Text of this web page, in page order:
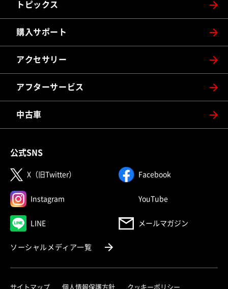
トピックス
購入サポート
アクセサリー
アフターサービス
中古車
公式SNS
X（旧Twitter） （別ウィンドウで開く）Facebook（別ウィンドウ
Instagram （別ウィンドウで開く）YouTube（別ウィンドウで
LINE（別ウィンドウで開く） メールマガジン
ソーシャルメディア一覧（別ウィンドウで開く）
サイトマップ 個人情報保護方針 クッキーポリシー